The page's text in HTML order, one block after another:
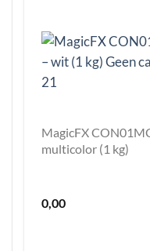
MagicFX
multicolor (1 kg)
0,00